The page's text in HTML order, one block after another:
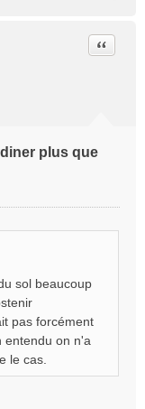
plus que
Citer
sol beaucoup
pas forcément
entendu on n'a
le cas.